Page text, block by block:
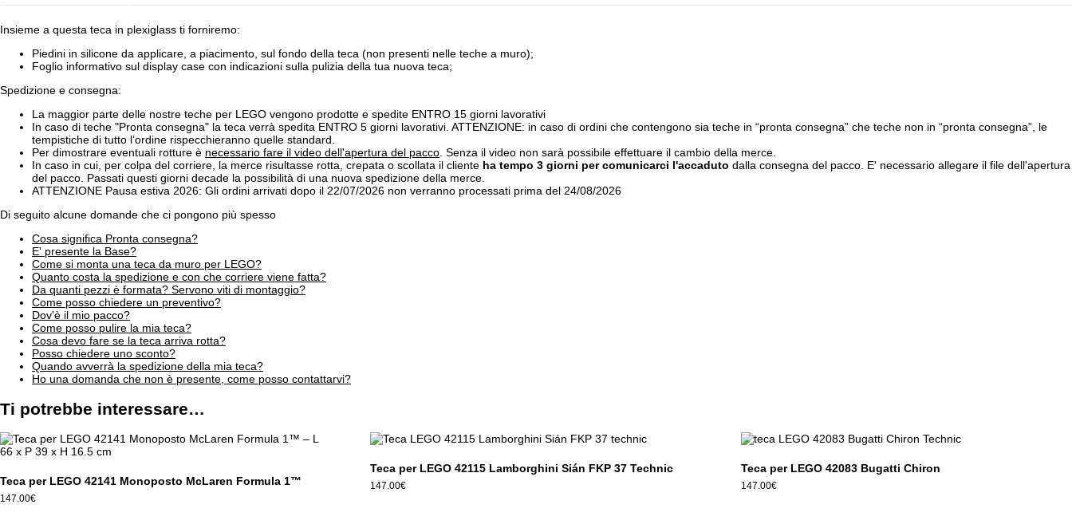
Insieme a questa teca in plexiglass ti forniremo:
Piedini in silicone da applicare, a piacimento, sul fondo della teca (non presenti nelle teche a muro);
Foglio informativo sul display case con indicazioni sulla pulizia della tua nuova teca;
Spedizione e consegna:
La maggior parte delle nostre teche per LEGO vengono prodotte e spedite ENTRO 15 giorni lavorativi
In caso di teche "Pronta consegna" la teca verrà spedita ENTRO 5 giorni lavorativi. ATTENZIONE: in caso di ordini che contengono sia teche in “pronta consegna” che teche non in “pronta consegna”, le
tempistiche di tutto l’ordine rispecchieranno quelle standard.
Per dimostrare eventuali rotture è necessario fare il video dell'apertura del pacco. Senza il video non sarà possibile effettuare il cambio della merce.
In caso in cui, per colpa del corriere, la merce risultasse rotta, crepata o scollata il cliente ha tempo 3 giorni per comunicarci l'accaduto dalla consegna del pacco. E' necessario allegare il file dell'apertura
del pacco. Passati questi giorni decade la possibilità di una nuova spedizione della merce.
ATTENZIONE Pausa estiva 2026: Gli ordini arrivati dopo il 22/07/2026 non verranno processati prima del 24/08/2026
Di seguito alcune domande che ci pongono più spesso
Cosa significa Pronta consegna?
E' presente la Base?
Come si monta una teca da muro per LEGO?
Quanto costa la spedizione e con che corriere viene fatta?
Da quanti pezzi è formata? Servono viti di montaggio?
Come posso chiedere un preventivo?
Dov'è il mio pacco?
Come posso pulire la mia teca?
Cosa devo fare se la teca arriva rotta?
Posso chiedere uno sconto?
Quando avverrà la spedizione della mia teca?
Ho una domanda che non è presente, come posso contattarvi?
Ti potrebbe interessare…
Teca per LEGO 42141 Monoposto McLaren Formula 1™
147.00€
Teca per LEGO 42115 Lamborghini Sián FKP 37 Technic
147.00€
Teca per LEGO 42083 Bugatti Chiron
147.00€